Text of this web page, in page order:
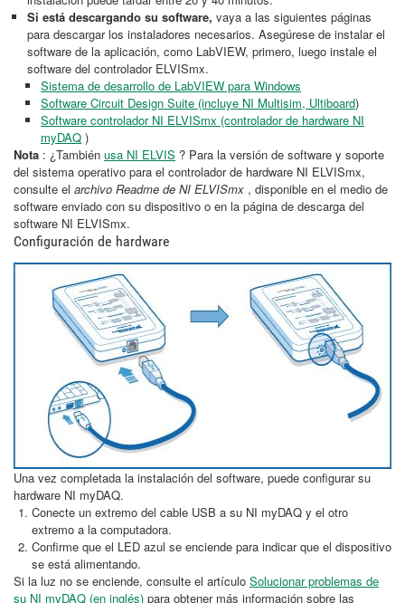
Si está descargando su software, vaya a las siguientes páginas
para descargar los instaladores necesarios. Asegúrese de instalar el
software de la aplicación, como LabVIEW, primero, luego instale el
software del controlador ELVISmx.
Sistema de desarrollo de LabVIEW para Windows
Software Circuit Design Suite (incluye NI Multisim, Ultiboard)
Software controlador NI ELVISmx (controlador de hardware NI
myDAQ )
Nota : ¿También usa NI ELVIS ? Para la versión de software y soporte
del sistema operativo para el controlador de hardware NI ELVISmx,
consulte el archivo Readme de NI ELVISmx , disponible en el medio de
software enviado con su dispositivo o en la página de descarga del
software NI ELVISmx.
Configuración de hardware
Una vez completada la instalación del software, puede configurar su
hardware NI myDAQ.
Conecte un extremo del cable USB a su NI myDAQ y el otro
extremo a la computadora.
Confirme que el LED azul se enciende para indicar que el dispositivo
se está alimentando.
Si la luz no se enciende, consulte el artículo Solucionar problemas de
su NI myDAQ (en inglés) para obtener más información sobre las